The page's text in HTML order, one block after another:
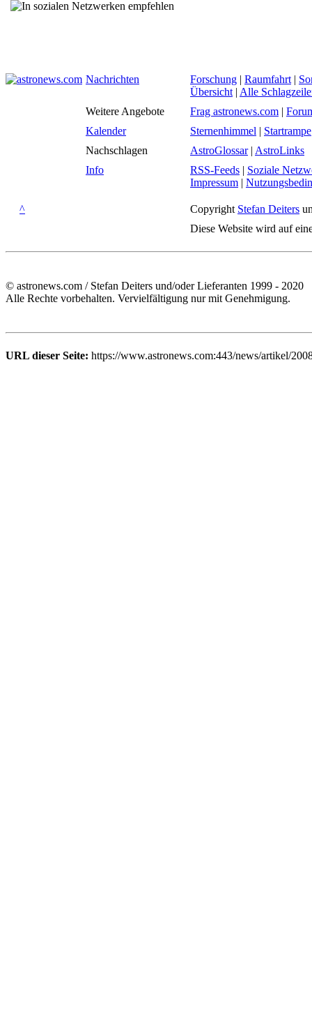
Nachrichten Forschung | Raumfahrt |
Übersicht | Alle
Weitere Angebote
Frag astronews.com |
Kalender
Sternenhimmel | Startrampe
Nachschlagen
AstroGlossar| AstroLinks
Info
RSS-Feeds | Soziale
Impressum |
^ Copyright Stefan Deiters
Diese Website wird auf
© astronews.com / Stefan Deiters und/oder Lieferanten 1999 - 2020
Alle Rechte vorbehalten. Vervielfältigung nur mit Genehmigung.
URL dieser Seite: https://www.astronews.com:443/news/artikel/